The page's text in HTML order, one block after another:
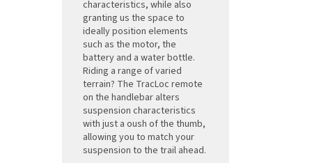
characteristics, while also
granting us the space to
ideally position elements
such as the motor, the
battery and a water bottle.
Riding a range of varied
terrain? The TracLoc remote
on the handlebar alters
suspension characteristics
with just a oush of the thumb,
allowing you to match your
suspension to the trail ahead.